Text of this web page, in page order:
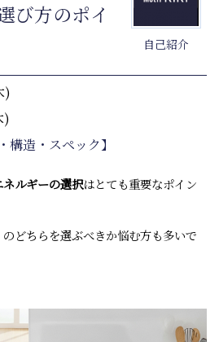
自己紹介
び方のポイ
)
)
造・スペック】
ネルギーの選択はとても重要なポイン
のどちらを選ぶべきか悩む方も多いで